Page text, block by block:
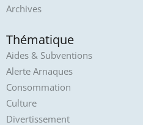
Archives
Thématique
Aides & Subventions
Alerte Arnaques
Consommation
Culture
Divertissement